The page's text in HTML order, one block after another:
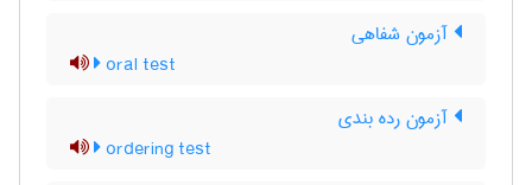
آزمون شفاهی
oral test
آزمون رده بندی
ordering test